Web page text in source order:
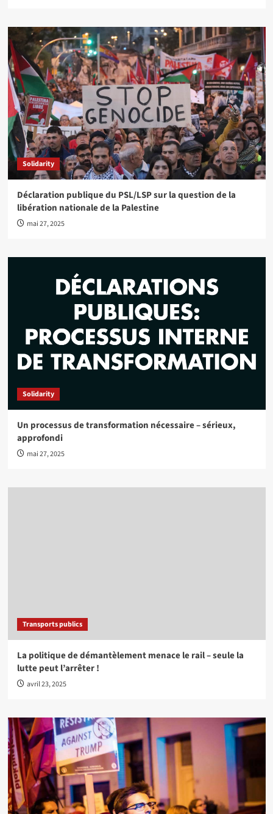
Solidarity
Déclaration publique du PSL/LSP sur la question de la
libération nationale de la Palestine
mai 27, 2025
Solidarity
Un processus de transformation nécessaire – sérieux,
approfondi
mai 27, 2025
Transports publics
La politique de démantèlement menace le rail – seule la
lutte peut l’arrêter !
avril 23, 2025